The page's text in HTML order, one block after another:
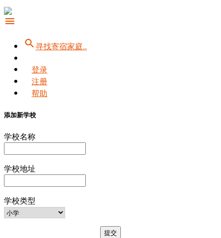
menu
search寻找寄宿家庭..
登录
注册
帮助
添加新学校
学校名称
学校地址
学校类型
提交